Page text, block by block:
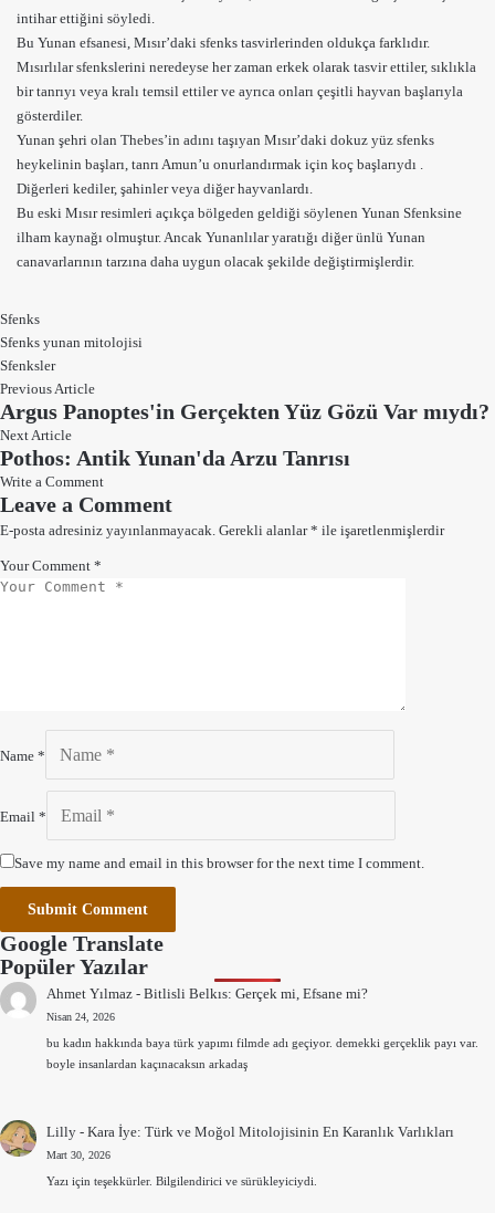
intihar ettiğini söyledi.
Bu Yunan efsanesi, Mısır’daki sfenks tasvirlerinden oldukça farklıdır.
Mısırlılar sfenkslerini neredeyse her zaman erkek olarak tasvir ettiler, sıklıkla
bir tanrıyı veya kralı temsil ettiler ve ayrıca onları çeşitli hayvan başlarıyla
gösterdiler.
Yunan şehri olan Thebes’in adını taşıyan Mısır’daki dokuz yüz sfenks
heykelinin başları, tanrıAmun’u onurlandırmak için koç başlarıydı .
Diğerleri kediler, şahinler veya diğer hayvanlardı.
Bu eski Mısırresimleri açıkça bölgeden geldiği söylenen Yunan Sfenksine
ilham kaynağı olmuştur. Ancak Yunanlılar yaratığı diğer ünlü Yunan
canavarlarının tarzına daha uygun olacak şekilde değiştirmişlerdir.
Sfenks
Sfenks yunan mitolojisi
Sfenksler
Previous Article
Argus Panoptes'in Gerçekten Yüz Gözü Var mıydı?
Next Article
Pothos: Antik Yunan'da Arzu Tanrısı
Write a Comment
Leave a Comment
E-posta adresiniz yayınlanmayacak. Gerekli alanlar* ile işaretlenmişlerdir
Your Comment *
Name *
Email *
Save my name and email in this browser for the next time I comment.
Submit Comment
Google Translate
Popüler Yazılar
Ahmet Yılmaz -Bitlisli Belkıs: Gerçek mi, Efsane mi?
Nisan 24, 2026
bu kadın hakkında baya türk yapımı filmde adı geçiyor. demekki gerçeklik payı var.
boyle insanlardan kaçınacaksın arkadaş
Lilly -Kara İye: Türk ve Moğol Mitolojisinin En Karanlık Varlıkları
Mart 30, 2026
Yazı için teşekkürler. Bilgilendirici ve sürükleyiciydi.